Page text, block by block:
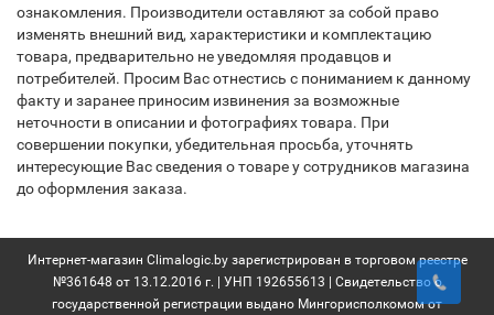
ознакомления. Производители оставляют за собой право
изменять внешний вид, характеристики и комплектацию
товара, предварительно не уведомляя продавцов и
потребителей. Просим Вас отнестись с пониманием к данному
факту и заранее приносим извинения за возможные
неточности в описании и фотографиях товара. При
совершении покупки, убедительная просьба, уточнять
интересующие Вас сведения о товаре у сотрудников магазина
до оформления заказа.
Интернет-магазин Climalogic.by зарегистрирован в торговом реестре
№361648 от 13.12.2016 г. | УНП 192655613 | Свидетельство о
государственной регистрации выдано Мингорисполкомом от